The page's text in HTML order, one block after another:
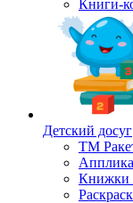
Книги-
Детский досуг
ТМ
Книжки